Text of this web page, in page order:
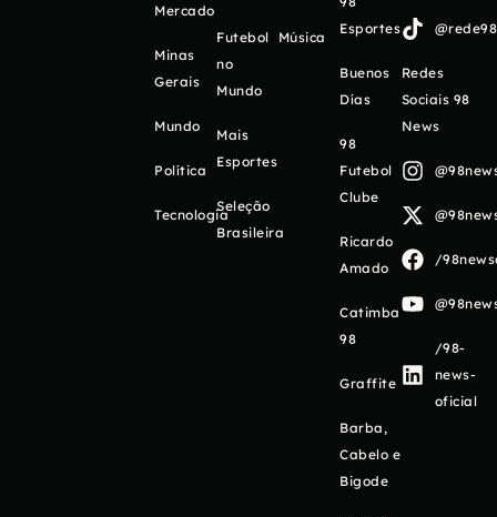
Mercado
Minas
Gerais
Mundo
Política
Tecnologia
Futebol
no
Mundo
Mais
Esportes
Seleção
Brasileira
Música
Esportes
Buenos
Días
98
Futebol
Clube
Ricardo
Amado
Catimba
98
Graffite
Barba,
Cabelo e
Bigode
Redes
Sociais 98
News
/
/98-
news-
oficial